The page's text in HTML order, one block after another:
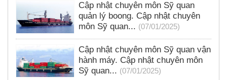
Cập nhật chuyên môn Sỹ quan
quản lý boong. Cập nhật chuyên
môn Sỹ quan... (07/01/2025)
Cập nhật chuyên môn Sỹ quan vận
hành máy. Cập nhật chuyên môn
Sỹ quan... (07/01/2025)